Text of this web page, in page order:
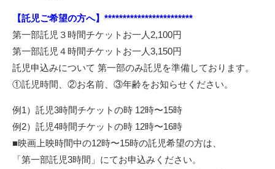
【託児ご希望の方へ】************************
第一部託児３時間チケットお一人2,100円
第一部託児４時間チケットお一人3,150円
託児申込みについて 第一部のみ託児を準備しております。
①託児時間、②お名前、③年齢をお知らせください。
例1）託児3時間チケットの時 12時〜15時
例2）託児4時間チケットの時 12時〜16時
■映画上映時間中の12時〜15時の託児希望の方は、
「第一部託児3時間」にてお申込みください。